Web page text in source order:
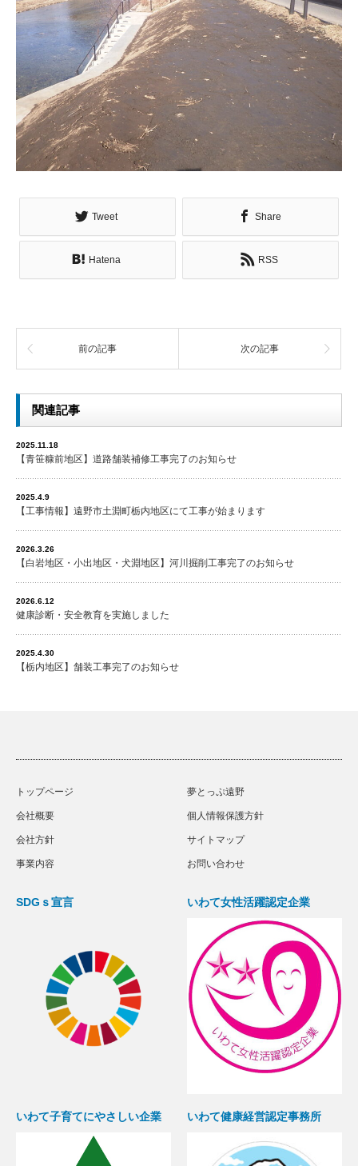
Tweet Share
Hatena RSS
前の記事 次の記事
関連記事
2025.11.18
【青笹糠前地区】道路舗装補修工事完了のお知らせ
2025.4.9
【工事情報】遠野市土淵町栃内地区にて工事が始まります
2026.3.26
【白岩地区・小出地区・犬淵地区】河川掘削工事完了のお知らせ
2026.6.12
健康診断・安全教育を実施しました
2025.4.30
【栃内地区】舗装工事完了のお知らせ
トップページ
会社概要
会社方針
事業内容
夢とっぷ遠野
個人情報保護方針
サイトマップ
お問い合わせ
SDGｓ宣言 いわて女性活躍認定企業
いわて子育てにやさしい企業 いわて健康経営認定事務所